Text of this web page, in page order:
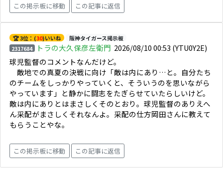
この掲示板に移動 この記事に返信
🏆 3位：(30)いいね
阪神タイガース掲示板
2317684
トラの大久保彦左衛門 2026/08/10 00:53 (YTU0Y2E)
球児監督のコメントなんだけど。
敵地での真夏の決戦に向け「敵は内にあり…と。自分たち
のチームをしっかりやっていくと、そういうのを思いながら
やっています」と静かに闘志をたぎらせていたらしいけど。
敵は内にありとはまさしくそのとおり。球児監督のありえへ
ん采配がまさしくそれなんよ。采配の仕方岡田さんに教えて
もらうことやな。
この掲示板に移動 この記事に返信